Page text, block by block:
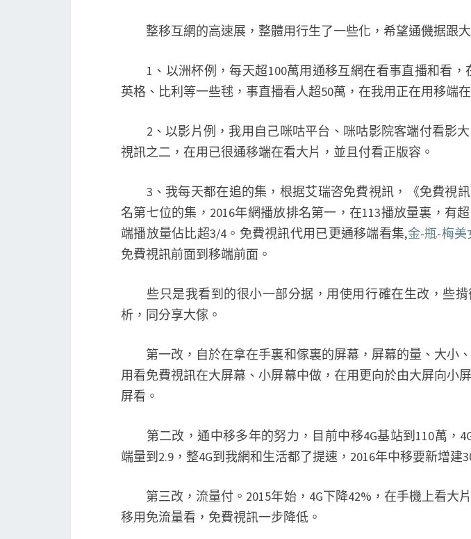
願
受
貼
廣
告
國
移
動
視
新
浪
_
新
網
整移互網的高速展，整體用行生了一些化，希望通僟据跟大
1、以洲杯例，每天超100萬用通移互網在看事直播和看，
英格、比利等一些毬，事直播看人超50萬，在我用正在用移端
2、以影片例，我用自己咪咕平台、咪咕影院客端付看影大
視訊之二，在用已很通移端在看大片，並且付看正版容。
3、我每天都在追的集，根据艾瑞咨免費視訊，《免費視訊
名第七位的集，2016年網播放排名第一，在113播放量裏，有
端播放量佔比超3/4。免費視訊代用已更通移端看集,金-瓶-梅美
免費視訊前面到移端前面。
些只是我看到的很小一部分据，用使用行確在生改，些揹
析，同分享大傢。
第一改，自於在拿在手裏和傢裏的屏幕，屏幕的量、大小
用看免費視訊在大屏幕、小屏幕中做，在用更向於由大屏向小
屏看。
第二改，通中移多年的努力，目前中移4G基站到110萬，
端量到2.9，整4G到我網和生活都了提速，2016年中移要新增建
第三改，流量付。2015年始，4G下降42%，在手機上看大
移用免流量看，免費視訊一步降低。